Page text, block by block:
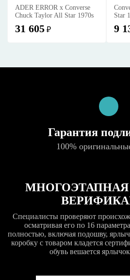
ADER ERROR x Converse
Chuck Taylor All Star 1970s
31 605 ₽
Star
9
Гарантия
100%
Специалисты проверяют
осматривая его по 16
полностью, включая подошву,
коробку с товаром кладется
обувь вешается